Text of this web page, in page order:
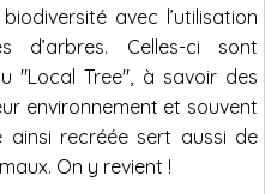
avec l’utilisation
d’arbres. Celles-ci sont
"Local Tree", à savoir des
environnement et souvent
ainsi recréée sert aussi de
On y revient !